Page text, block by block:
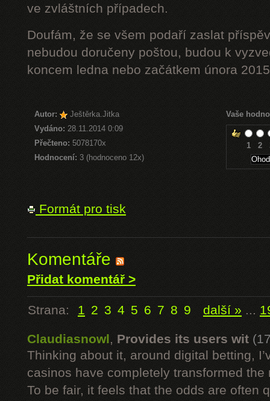
ve zvláštních případech.
Doufám, že se všem podaří zaslat
nebudou doručeny poštou, budou k
koncem ledna nebo začátkem února
Autor:
Ještěrka.Jitka
Vydáno: 28.11.2014 0:09
Přečteno:5078170x
Hodnocení: 3 (hodnoceno 12x)
Vaše
1 2
Formát pro tisk
Komentáře
Přidat komentář >
Strana: 1 2 3 4 5 6 7 8 9 další » ...
Claudiasnowl, Provides its users wit
Thinking about it, around digital betting,
casinos have completely transformed
To be fair, it feels that the odds are often